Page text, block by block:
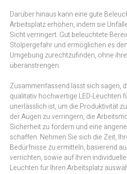
Darüber hinaus kann eine gute
Arbeitsplatz erhöhen, indem sie
Sicht verringert. Gut beleuchtete
Stolpergefahr und ermöglichen es
Umgebung zurechtzufinden, ohne
überanstrengen.
Zusammenfassend lässt sich sagen,
qualitativ hochwertige LED-Leuchten
unerlässlich ist, um die Produktivität
der Augen zu verringern, die
Sicherheit zu fördern und eine
schaffen. Nehmen Sie sich die Zeit,
Bedürfnisse zu ermitteln, basierend
verrichten, sowie auf Ihren
Leuchten für Ihren Arbeitsplatz